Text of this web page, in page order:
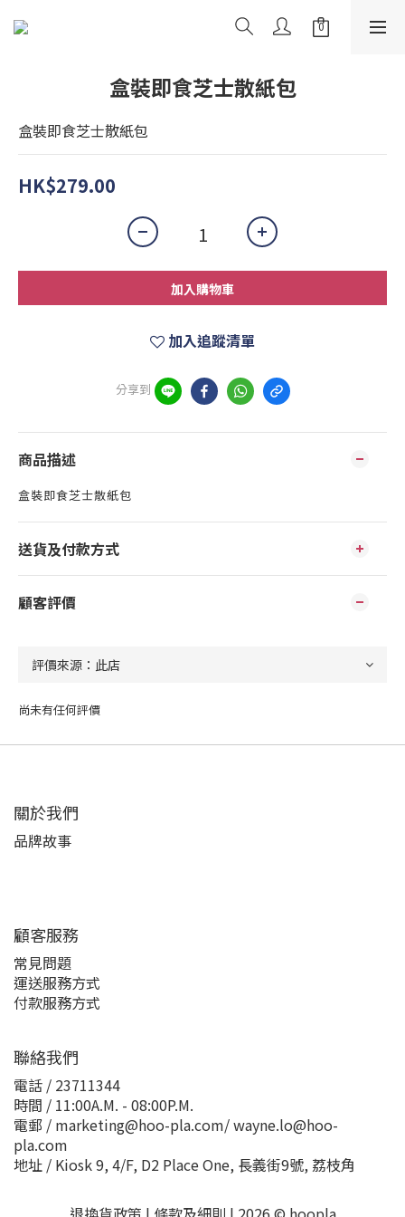
盒裝即食芝士散紙包
盒裝即食芝士散紙包
HK$279.00
加入購物車
加入追蹤清單
分享到
商品描述
盒裝即食芝士散紙包
送貨及付款方式
顧客評價
尚未有任何評價
關於我們
品牌故事
顧客服務
常見問題
運送服務方式
付款服務方式
聯絡我們
電話 / 23711344
時間 / 11:00A.M. - 08:00P.M.
電郵 / marketing@hoo-pla.com/ wayne.lo@hoo-
pla.com
地址 / Kiosk 9, 4/F, D2 Place One, 長義街9號, 荔枝角